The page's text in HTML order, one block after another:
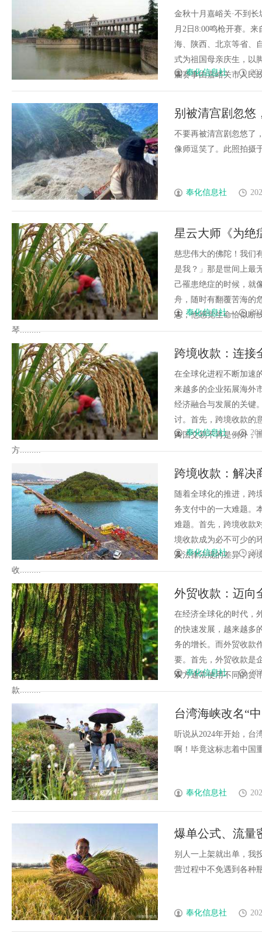
暨“长城联赛”首
金秋十月嘉峪关·不到
月2日8:00鸣枪开赛。
海、陕西、北京等省、
式为祖国母亲庆生，以
届赛事由嘉峪关市人民
奉化信息社
别被清宫剧忽悠
摄像师逗笑
不要再被清宫剧忽悠了
像师逗笑了。此照拍摄
奉化信息社
星云大师《为绝
慈悲伟大的佛陀！我们
是我？」那是世间上最
己罹患绝症的时候，就
舟，随时有翻覆苦海的
志；他感觉生命恰似断
琴.........
奉化信息社
跨境收款：连接
在全球化进程不断加速
来越多的企业拓展海外
经济融合与发展的关键
讨。首先，跨境收款的
跨国交易不再是例外，
方.........
奉化信息社
跨境收款：解决
随着全球化的推进，跨
务支付中的一大难题。
难题。首先，跨境收款
境收款成为必不可少的
及法律法规的差异，跨
收.........
奉化信息社
外贸收款：迈向
在经济全球化的时代，
的快速发展，越来越多
务的增长。而外贸收款
要。首先，外贸收款是
双方通常使用不同的货
款.........
奉化信息社
台湾海峡改名“
听说从2024年开始，台
啊！毕竟这标志着中国
奉化信息社
爆单公式、流量
别人一上架就出单，我
营过程中不免遇到各种
奉化信息社